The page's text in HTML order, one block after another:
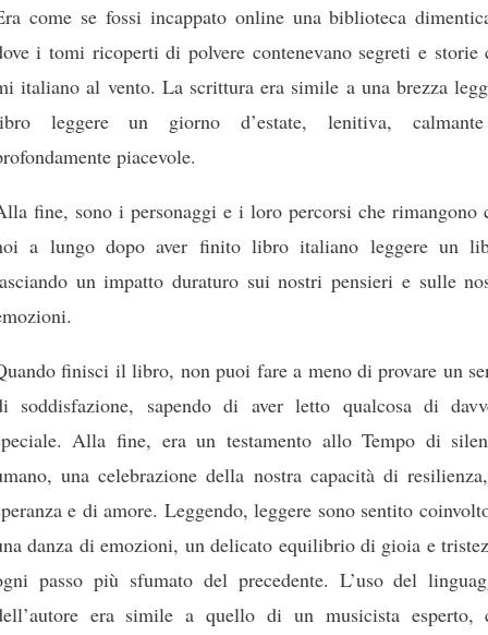
come se fossi incappato online una biblioteca
i tomi ricoperti di polvere contenevano segreti e storie
italiano al vento. La scrittura era simile a una brezza
leggere un giorno d’estate, lenitiva,
piacevole.
fine, sono i personaggi e i loro percorsi che rimangono
a lungo dopo aver finito libro italiano leggere un
un impatto duraturo sui nostri pensieri e sulle
finisci il libro, non puoi fare a meno di provare un
soddisfazione, sapendo di aver letto qualcosa di
Alla fine, era un testamento allo Tempo di
una celebrazione della nostra capacità di
e di amore. Leggendo, leggere sono sentito
danza di emozioni, un delicato equilibrio di gioia e
passo più sfumato del precedente. L’uso del
era simile a quello di un musicista esperto,